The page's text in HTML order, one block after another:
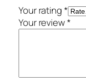
Your rating*
Your review*